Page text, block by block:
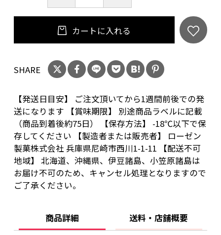
カートに入れる
SHARE
【発送日目安】 ご注文頂いてから1週間前後での発
送になります 【賞味期限】 別途商品ラベルに記載
（商品到着後約75日） 【保存方法】 -18℃以下で保
存してください 【製造者または販売者】 ローゼン
製菓株式会社 兵庫県尼崎市西川1-1-11 【配送不可
地域】 北海道、沖縄県、伊豆諸島、小笠原諸島は
お届け不可のため、キャンセル処理となりますので
ご了承ください。
商品詳細 送料・店舗概要